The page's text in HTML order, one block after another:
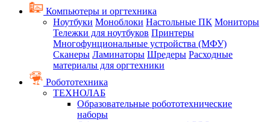
Компьютеры и оргтехника
Ноутбуки Моноблоки Настольные ПК Мониторы
Тележки для ноутбуков Принтеры
Многофунциональные устройства (МФУ)
Сканеры Ламинаторы Шредеры Расходные
материалы для оргтехники
Робототехника
ТЕХНОЛАБ
Образовательные робототехнические
наборы